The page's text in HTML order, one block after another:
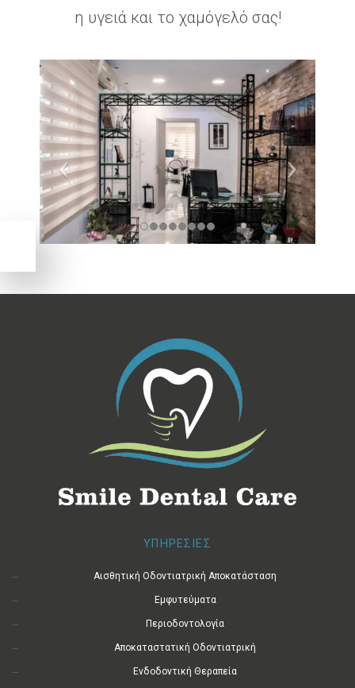
η υγειά και το χαμόγελό σας!
ΥΠΗΡΕΣΙΕΣ
Αισθητική Οδοντιατρική Αποκατάσταση
Εμφυτεύματα
Περιοδοντολογία
Αποκαταστατική Οδοντιατρική
Ενδοδοντική Θεραπεία